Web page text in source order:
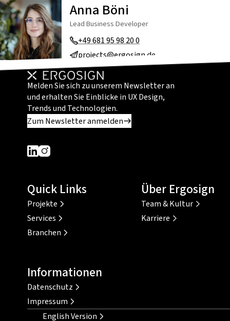
Anna Böni
Lead Business Developer
+49 681 95 98 20 0
projects@ergosign.de
Melden Sie sich zu unserem Newsletter an
und erhalten Sie Einblicke in UX Design,
Trends und Technologien.
Zum Newsletter anmelden
Dieser Link führt zu einer externen Seite
Dieser Link führt zu einer externen Seite
Quick Links
Projekte
Services
Branchen
Über Ergosign
Team & Kultur
Karriere
Informationen
Datenschutz
Impressum
English Version